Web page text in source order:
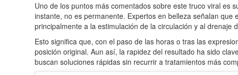
Uno de los puntos más comentados sobre este truco viral es
instante, no es permanente. Expertos en belleza señalan
principalmente a la estimulación de la circulación y al drenaje
Esto significa que, con el paso de las horas o tras las
posición original. Aun así, la rapidez del resultado ha sido
buscan soluciones rápidas sin recurrir a tratamientos más